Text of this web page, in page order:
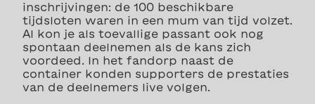
inschrijvingen: de 100 beschikbare
tijdsloten waren in een mum van tijd volzet.
Al kon je als toevallige passant ook nog
spontaan deelnemen als de kans zich
voordeed. In het fandorp naast de
container konden supporters de prestaties
van de deelnemers live volgen.